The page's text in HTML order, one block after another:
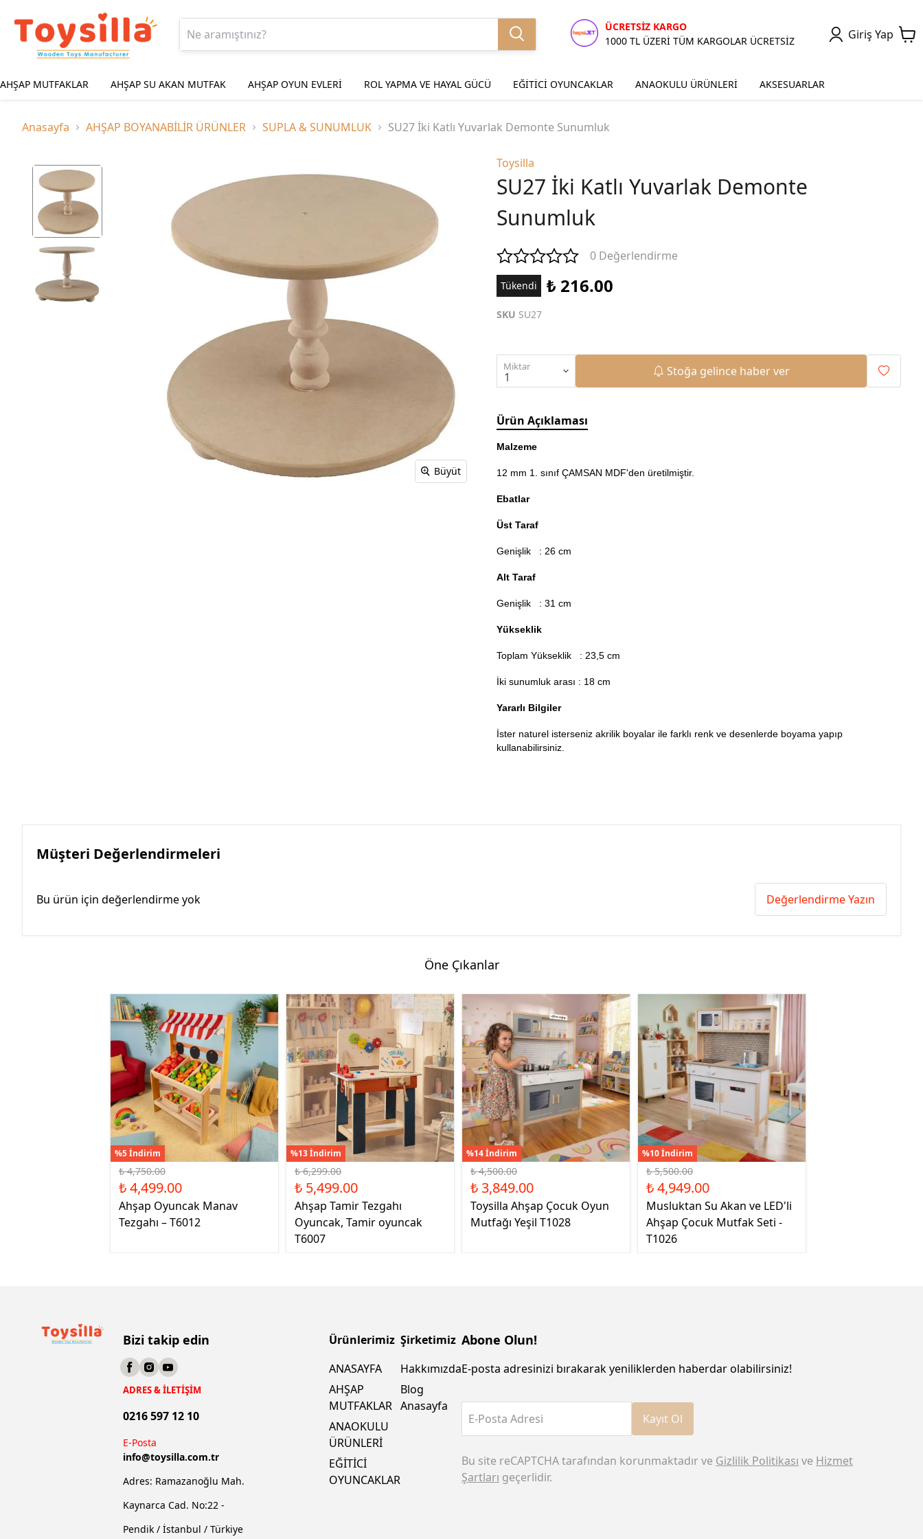
ÜCRETSİZ KARGO
1000 TL ÜZERİ TÜM KARGOLAR ÜCRETSİZ
Giriş Yap
AHŞAP MUTFAKLAR AHŞAP SU AKAN MUTFAK AHŞAP OYUN EVLERİ ROL YAPMA VE HAYAL GÜCÜ EĞİTİCİ OYUNCAKLAR ANAOKULU ÜRÜNLERİ AKSESUARLAR
Anasayfa AHŞAP BOYANABİLİR ÜRÜNLER SUPLA & SUNUMLUK SU27 İki Katlı Yuvarlak Demonte Sunumluk
Büyüt
Toysilla
SU27 İki Katlı Yuvarlak Demonte
Sunumluk
0 Değerlendirme
Tükendi ₺ 216.00
SKU SU27
Miktar Stoğa gelince haber ver
Ürün Açıklaması
Malzeme
12 mm 1. sınıf ÇAMSAN MDF'den üretilmiştir.
Ebatlar
Üst Taraf
Genişlik : 26 cm
Alt Taraf
Genişlik : 31 cm
Yükseklik
Toplam Yükseklik : 23,5 cm
İki sunumluk arası : 18 cm
Yararlı Bilgiler
İster naturel isterseniz akrilik boyalar ile farklı renk ve desenlerde boyama yapıp
kullanabilirsiniz.
Müşteri Değerlendirmeleri
Bu ürün için değerlendirme yok Değerlendirme Yazın
Öne Çıkanlar
%5 İndirim
₺ 4,750.00
₺ 4,499.00
Ahşap Oyuncak Manav
Tezgahı – T6012
%13 İndirim
₺ 6,299.00
₺ 5,499.00
Ahşap Tamir Tezgahı
Oyuncak, Tamir oyuncak
T6007
%14 İndirim
₺ 4,500.00
₺ 3,849.00
Toysilla Ahşap Çocuk Oyun
Mutfağı Yeşil T1028
%10 İndirim
₺ 5,500.00
₺ 4,949.00
Musluktan Su Akan ve LED'li
Ahşap Çocuk Mutfak Seti -
T1026
Bizi takip edin
ADRES & İLETİŞİM
0216 597 12 10
E-Posta
info@toysilla.com.tr
Adres: Ramazanoğlu Mah.
Kaynarca Cad. No:22 -
Pendik / İstanbul / Türkiye
Ürünlerimiz
ANASAYFA
AHŞAP
MUTFAKLAR
ANAOKULU
ÜRÜNLERİ
EĞİTİCİ
OYUNCAKLAR
Şirketimiz
Hakkımızda
Blog
Anasayfa
Abone Olun!
E-posta adresinizi bırakarak yeniliklerden haberdar olabilirsiniz!
E-Posta Adresi Kayıt Ol
Bu site reCAPTCHA tarafından korunmaktadır ve Gizlilik Politikası ve Hizmet
Şartları geçerlidir.